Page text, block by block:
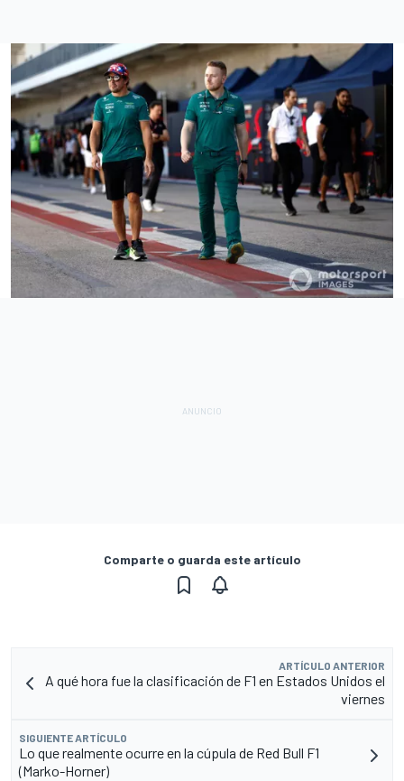
Comparte o guarda este artículo
ARTÍCULO ANTERIOR
A qué hora fue la clasificación de F1 en Estados Unidos el
viernes
SIGUIENTE ARTÍCULO
Lo que realmente ocurre en la cúpula de Red Bull F1
(Marko-Horner)